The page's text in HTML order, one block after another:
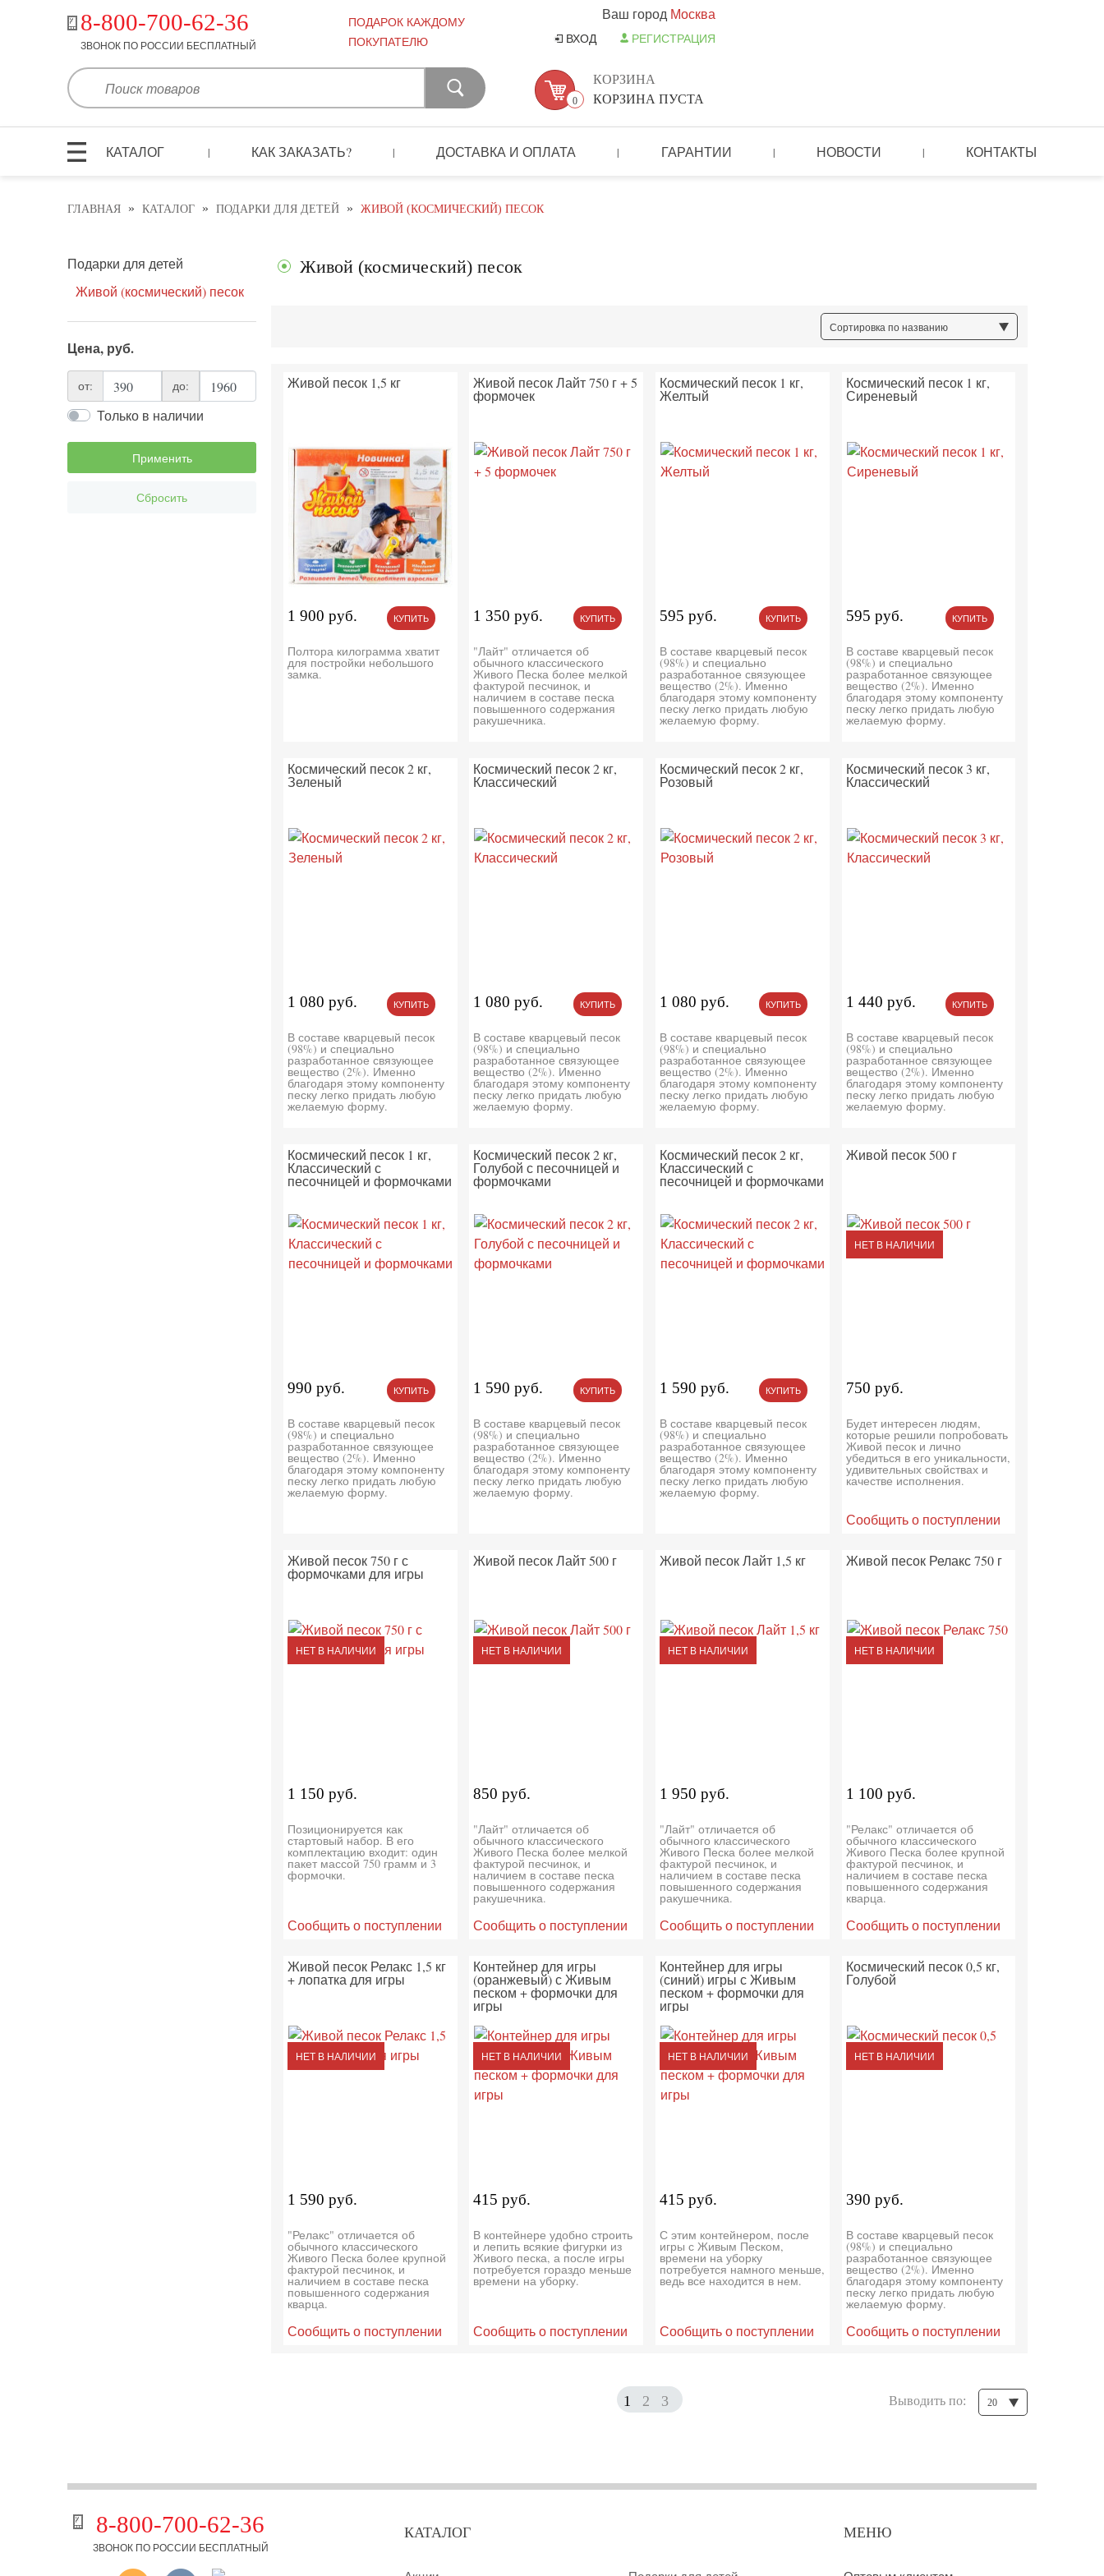
8-800-700-62-36
ЗВОНОК ПО РОССИИ БЕСПЛАТНЫЙ
ПОДАРОК КАЖДОМУ
ПОКУПАТЕЛЮ
Ваш город Москва
ВХОД РЕГИСТРАЦИЯ
0
КОРЗИНА
КОРЗИНА ПУСТА
КАТАЛОГ | КАК ЗАКАЗАТЬ? | ДОСТАВКА И ОПЛАТА | ГАРАНТИИ | НОВОСТИ | КОНТАКТЫ
ГЛАВНАЯ » КАТАЛОГ » ПОДАРКИ ДЛЯ ДЕТЕЙ » ЖИВОЙ (КОСМИЧЕСКИЙ) ПЕСОК
Подарки для детей
Живой (космический) песок
Цена, руб.
от: до:
Только в наличии
Применить
Сбросить
Живой (космический) песок
Сортировка по названию
Живой песок 1,5 кг
1 900 руб. КУПИТЬ
Полтора килограмма хватит
для постройки небольшого
замка.
Живой песок Лайт 750 г + 5
формочек
1 350 руб. КУПИТЬ
"Лайт" отличается об
обычного классического
Живого Песка более мелкой
фактурой песчинок, и
наличием в составе песка
повышенного содержания
ракушечника.
Космический песок 1 кг,
Желтый
595 руб. КУПИТЬ
В составе кварцевый песок
(98%) и специально
разработанное связующее
вещество (2%). Именно
благодаря этому компоненту
песку легко придать любую
желаемую форму.
Космический песок 1 кг,
Сиреневый
595 руб. КУПИТЬ
В составе кварцевый песок
(98%) и специально
разработанное связующее
вещество (2%). Именно
благодаря этому компоненту
песку легко придать любую
желаемую форму.
Космический песок 2 кг,
Зеленый
1 080 руб. КУПИТЬ
В составе кварцевый песок
(98%) и специально
разработанное связующее
вещество (2%). Именно
благодаря этому компоненту
песку легко придать любую
желаемую форму.
Космический песок 2 кг,
Классический
1 080 руб. КУПИТЬ
В составе кварцевый песок
(98%) и специально
разработанное связующее
вещество (2%). Именно
благодаря этому компоненту
песку легко придать любую
желаемую форму.
Космический песок 2 кг,
Розовый
1 080 руб. КУПИТЬ
В составе кварцевый песок
(98%) и специально
разработанное связующее
вещество (2%). Именно
благодаря этому компоненту
песку легко придать любую
желаемую форму.
Космический песок 3 кг,
Классический
1 440 руб. КУПИТЬ
В составе кварцевый песок
(98%) и специально
разработанное связующее
вещество (2%). Именно
благодаря этому компоненту
песку легко придать любую
желаемую форму.
Космический песок 1 кг,
Классический с
песочницей и формочками
990 руб. КУПИТЬ
В составе кварцевый песок
(98%) и специально
разработанное связующее
вещество (2%). Именно
благодаря этому компоненту
песку легко придать любую
желаемую форму.
Космический песок 2 кг,
Голубой с песочницей и
формочками
1 590 руб. КУПИТЬ
В составе кварцевый песок
(98%) и специально
разработанное связующее
вещество (2%). Именно
благодаря этому компоненту
песку легко придать любую
желаемую форму.
Космический песок 2 кг,
Классический с
песочницей и формочками
1 590 руб. КУПИТЬ
В составе кварцевый песок
(98%) и специально
разработанное связующее
вещество (2%). Именно
благодаря этому компоненту
песку легко придать любую
желаемую форму.
Живой песок 500 г
НЕТ В НАЛИЧИИ
750 руб.
Будет интересен людям,
которые решили попробовать
Живой песок и лично
убедиться в его уникальности,
удивительных свойствах и
качестве исполнения.
Сообщить о поступлении
Живой песок 750 г с
формочками для игры
НЕТ В НАЛИЧИИ
1 150 руб.
Позиционируется как
стартовый набор. В его
комплектацию входит: один
пакет массой 750 грамм и 3
формочки.
Сообщить о поступлении
Живой песок Лайт 500 г
НЕТ В НАЛИЧИИ
850 руб.
"Лайт" отличается об
обычного классического
Живого Песка более мелкой
фактурой песчинок, и
наличием в составе песка
повышенного содержания
ракушечника.
Сообщить о поступлении
Живой песок Лайт 1,5 кг
НЕТ В НАЛИЧИИ
1 950 руб.
"Лайт" отличается об
обычного классического
Живого Песка более мелкой
фактурой песчинок, и
наличием в составе песка
повышенного содержания
ракушечника.
Сообщить о поступлении
Живой песок Релакс 750 г
НЕТ В НАЛИЧИИ
1 100 руб.
"Релакс" отличается об
обычного классического
Живого Песка более крупной
фактурой песчинок, и
наличием в составе песка
повышенного содержания
кварца.
Сообщить о поступлении
Живой песок Релакс 1,5 кг
+ лопатка для игры
НЕТ В НАЛИЧИИ
1 590 руб.
"Релакс" отличается об
обычного классического
Живого Песка более крупной
фактурой песчинок, и
наличием в составе песка
повышенного содержания
кварца.
Сообщить о поступлении
Контейнер для игры
(оранжевый) с Живым
песком + формочки для
игры
НЕТ В НАЛИЧИИ
415 руб.
В контейнере удобно строить
и лепить всякие фигурки из
Живого песка, а после игры
потребуется гораздо меньше
времени на уборку.
Сообщить о поступлении
Контейнер для игры
(синий) игры с Живым
песком + формочки для
игры
НЕТ В НАЛИЧИИ
415 руб.
С этим контейнером, после
игры с Живым Песком,
времени на уборку
потребуется намного меньше,
ведь все находится в нем.
Сообщить о поступлении
Космический песок 0,5 кг,
Голубой
НЕТ В НАЛИЧИИ
390 руб.
В составе кварцевый песок
(98%) и специально
разработанное связующее
вещество (2%). Именно
благодаря этому компоненту
песку легко придать любую
желаемую форму.
Сообщить о поступлении
1 2 3 Выводить по: 20
8-800-700-62-36
ЗВОНОК ПО РОССИИ БЕСПЛАТНЫЙ
КАТАЛОГ МЕНЮ